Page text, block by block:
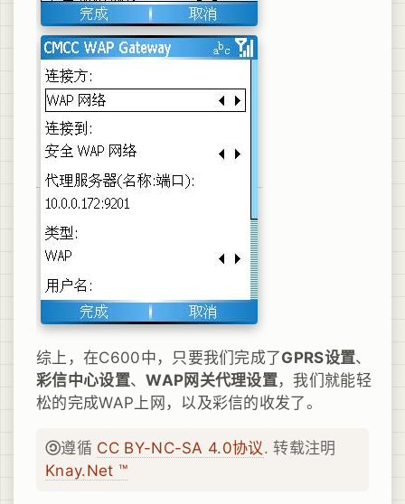
综上，在C600中，只要我们完成了GPRS设置、
彩信中心设置、WAP网关代理设置，我们就能轻
松的完成WAP上网，以及彩信的收发了。
遵循 CC BY-NC-SA 4.0协议. 转载注明
Knay.Net ™